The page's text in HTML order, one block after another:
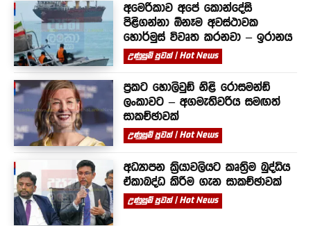
අමෙරිකාව අපේ කොන්දේසි
පිළිගන්නා ඕනෑම අවස්ථාවක
හොර්මුස් විවෘත කරනවා – ඉරානය
උණුසුම් පුවත් | Hot News
ප්‍රකට හොලිවුඩ් නිළි රොසමන්ඩ්
ලංකාවට – අගමැතිවරිය සමඟත්
සාකච්ඡාවක්
උණුසුම් පුවත් | Hot News
අධ්‍යාපන ක්‍රියාවලියට කෘත්‍රිම බුද්ධිය
ඒකාබද්ධ කිරීම ගැන සාකච්ඡාවක්
උණුසුම් පුවත් | Hot News